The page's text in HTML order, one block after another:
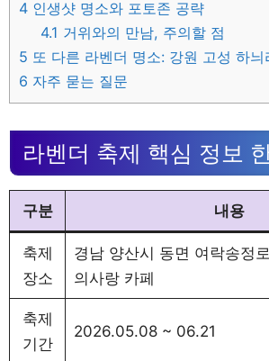
4 인생샷 명소와 포토존 공략
4.1 거위와의 만남, 주의할 점
5 또 다른 라벤더 명소: 강원 고성 하늬
6 자주 묻는 질문
라벤더 축제 핵심 정보
구분 내용
축제
장소
경남 양산시 동면 여락송정
의사랑 카페
축제
기간
2026.05.08 ~ 06.21